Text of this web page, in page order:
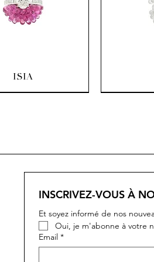
Aperçu rapide
ISIA
Aperçu rapide
Aperçu rapide
INSCRIVEZ-VOUS À
Et soyez informé de nos
Oui, je m'abonne à votre
Email *